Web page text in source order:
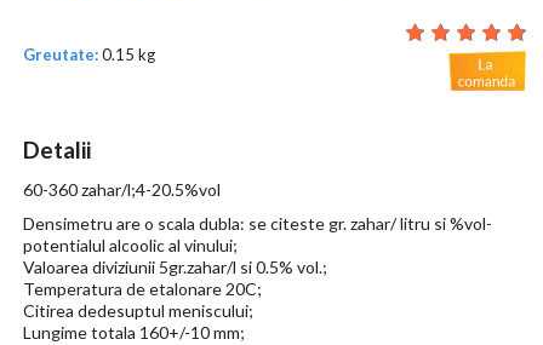
Greutate:0.15 kg
Detalii
60-360 zahar/l;4-20.5%vol
Densimetru are o scala dubla: se citeste gr. zahar/ litru si %vol-
potentialul alcoolic al vinului;
Valoarea diviziunii 5gr.zahar/l si 0.5% vol.;
Temperatura de etalonare 20C;
Citirea dedesuptul meniscului;
Lungime totala 160+/-10 mm;